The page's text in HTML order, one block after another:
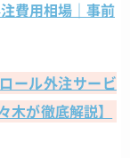
費用相場｜事前
ール外注サービ
木が徹底解説】